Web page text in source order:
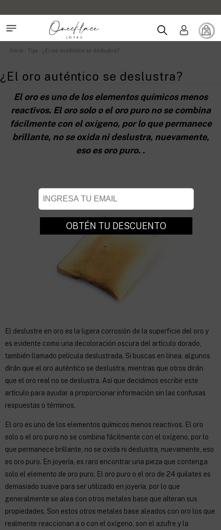
Inicio Tips ¿El oro auténtico se deslustra?
¿El oro auténtico se deslustra?
El oro es uno de los elementos químicos menos
reactivos. El oro solo o el oro puro no se combina
fácilmente con el oxígeno, por lo que permanece
brillante, no se oxida ni deslustra, nuevamente,
eso es oro puro. .
El deslustre en oro es la ligera corrosión de la superficie del oro y
es evidente como una decoloración oscura del artículo dorado,
también llamado película deslustrada. Si buscas en línea, algunos
dirán que el oro auténtico se deslustra, mientras que otros dirán
que el oro real no se deslustra. Así que decidimos escribir este
artículo para ayudar a proporcionar información sin las confusas
respuestas o términos.
El oro es uno de los elementos químicos menos reactivos. El oro
solo o el oro puro no se combina fácilmente con el oxígeno, por lo
que permanece brillante, no se oxida ni deslustra, nuevamente, eso
es oro puro. En joyería, es raro encontrar una pieza que contenga
solo el elemento de oro puro. El oro puro o el oro de 24 quilates es
demasiado suave para ser utilizado en joyería, por lo que
generalmente se alea con otros metales base que alteran sus
propiedades. Son estos otros metales base aleados con oro los que
realmente reaccionan a o con el oxígeno, son el azufre y la
OBTÉN TU DESCUENTO